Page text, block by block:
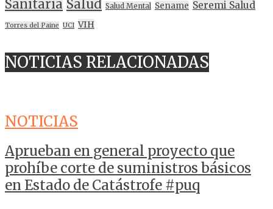
Sanitaria Salud Salud Mental Sename Seremi Salud
Torres del Paine UCI VIH
NOTICIAS RELACIONADAS
NOTICIAS
Aprueban en general proyecto que
prohíbe corte de suministros básicos
en Estado de Catástrofe #puq